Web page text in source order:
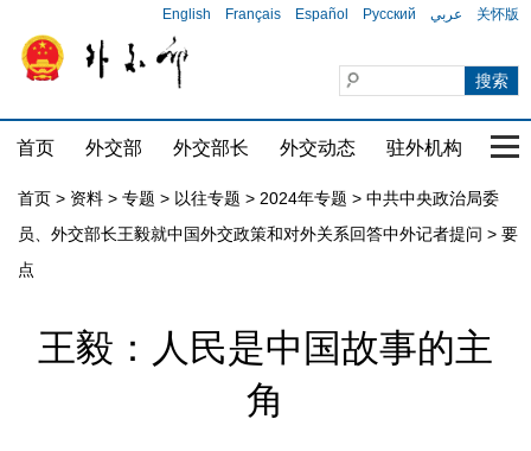
English Français Español Русский عربي 关怀版
首页 外交部 外交部长 外交动态 驻外机构 国
首页 > 资料 > 专题 > 以往专题 > 2024年专题 > 中共中央政治局委
员、外交部长王毅就中国外交政策和对外关系回答中外记者提问 > 要
点
王毅：人民是中国故事的主
角